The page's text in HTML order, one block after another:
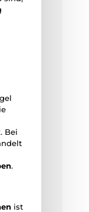
Bei
.
ist